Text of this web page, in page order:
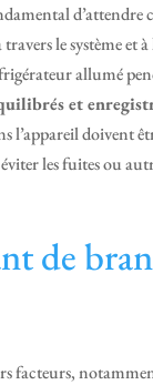
d’attendre
le système et
allumé
et
l’appareil doivent
les fuites ou
de
facteurs,